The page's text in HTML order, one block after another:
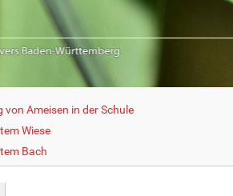
von Ameisen in der Schule
Wiese
Bach